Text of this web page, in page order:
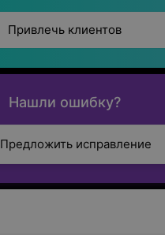
Привлечь клиентов
Нашли ошибку?
Предложить исправление